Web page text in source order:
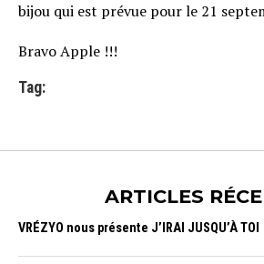
bijou qui est prévue pour le 21
Bravo Apple !!!
Tag:
ARTICLES
VRÉZYO nous présente J’IRAI JUSQU’À TOI